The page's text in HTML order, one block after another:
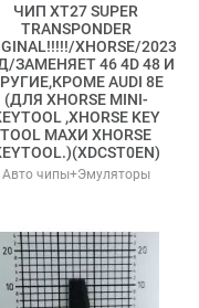
ЧИП XT27 SUPER
TRANSPONDER
XHORSE/2023
ЗАМЕНЯЕТ 46 4D 48 И
AUDI 8E
(ДЛЯ XHORSE MINI-
,XHORSE KEY
TOOL MAXИ XHORSE
Авто чипы+Эмуляторы